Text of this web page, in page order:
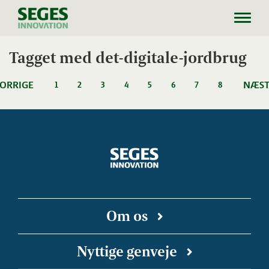
Tagget med det-digitale-jordbrug
1 2 3 4 5 6 7 8
Om os
SEGES Innovation er en uafhængig forsknings-
og innovationsvirksomhed, der arbejder for en
Nyttige genveje